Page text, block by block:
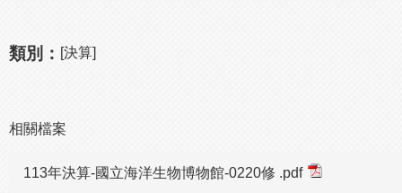
類別： [決算]
相關檔案
113年決算-國立海洋生物博物館-0220修 .pdf